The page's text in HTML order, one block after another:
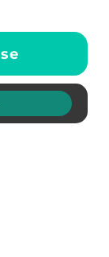
se